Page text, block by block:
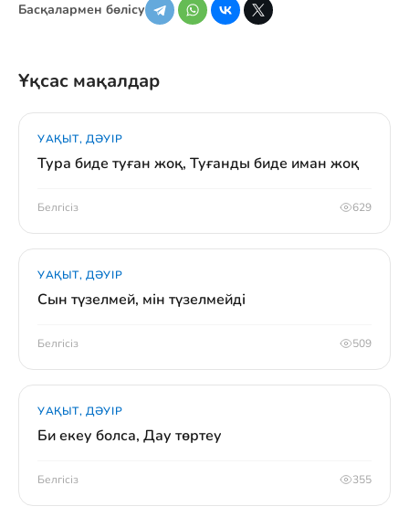
Басқалармен бөлісу
Ұқсас мақалдар
УАҚЫТ, ДӘУІР
Тура биде туған жоқ, Туғанды биде иман жоқ
Белгісіз 629
УАҚЫТ, ДӘУІР
Сын түзелмей, мін түзелмейді
Белгісіз 509
УАҚЫТ, ДӘУІР
Би екеу болса, Дау төртеу
Белгісіз 355